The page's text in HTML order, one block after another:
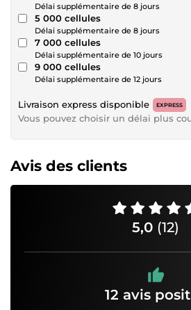
Délai supplémentaire de 8 jours
5 000 cellules
Délai supplémentaire de 8 jours
7 000 cellules
Délai supplémentaire de 10 jours
9 000 cellules
Délai supplémentaire de 12 jours
Livraison express disponible EXPRESS
Vous pouvez choisir un délai plus
Avis des clients
5,0 (12)
12 avis